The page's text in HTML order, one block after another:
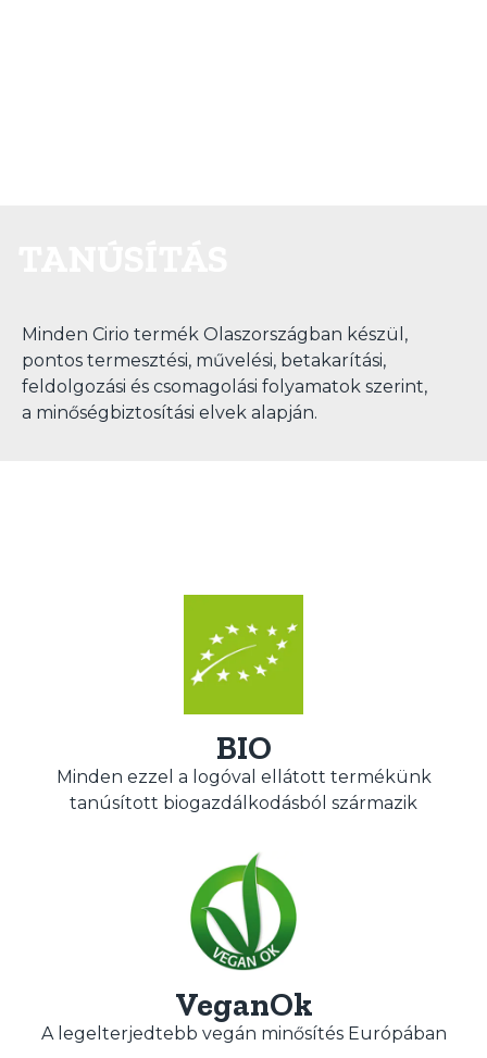
Minden Cirio termék Olaszországban készül,
pontos termesztési, művelési, betakarítási,
feldolgozási és csomagolási folyamatok szerint,
a minőségbiztosítási elvek alapján.
BIO
Minden ezzel a logóval ellátott termékünk
tanúsított biogazdálkodásból származik
VeganOk
A legelterjedtebb vegán minősítés Európában